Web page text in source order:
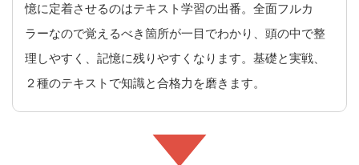
憶に定着させるのはテキスト学習の出番。全面フルカ
ラーなので覚えるべき箇所が一目でわかり、頭の中で整
理しやすく、記憶に残りやすくなります。基礎と実戦、
２種のテキストで知識と合格力を磨きます。